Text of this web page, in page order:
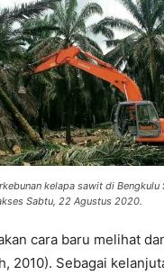
kelapa sawit di Bengkulu
Sabtu, 22 Agustus 2020.
cara baru melihat
2010). Sebagai